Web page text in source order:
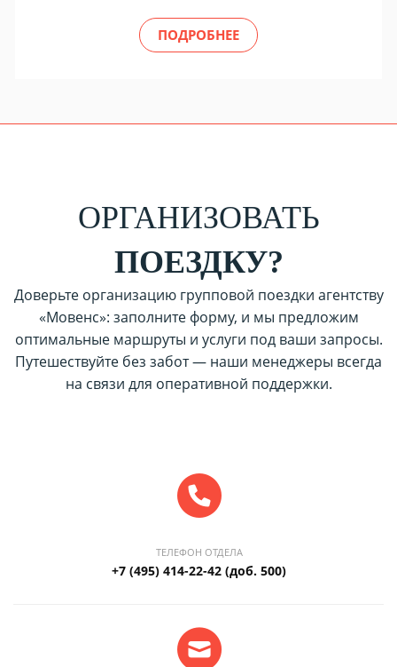
ПОДРОБНЕЕ
ОРГАНИЗОВАТЬ
ПОЕЗДКУ?
Доверьте организацию групповой поездки агентству
«Мовенс»: заполните форму, и мы предложим
оптимальные маршруты и услуги под ваши запросы.
Путешествуйте без забот — наши менеджеры всегда
на связи для оперативной поддержки.
ТЕЛЕФОН ОТДЕЛА
+7 (495) 414-22-42 (доб. 500)